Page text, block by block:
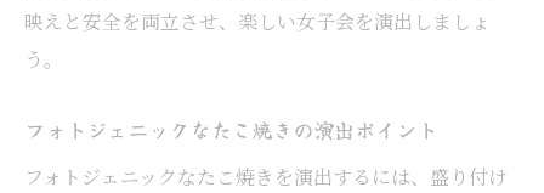
映えと安全を両立させ、楽しい女子会を演出しましょ
う。
フォトジェニックなたこ焼きの演出ポイント
フォトジェニックなたこ焼きを演出するには、盛り付け